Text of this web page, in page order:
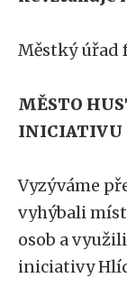
Městký úřad
MĚSTO
INICIATIVU
Vyzýváme
vyhýbali
osob a
iniciativy